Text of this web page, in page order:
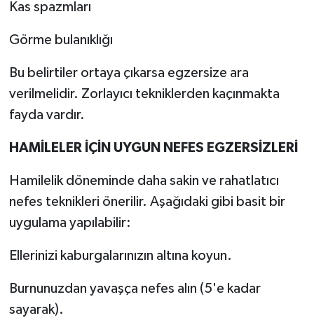
Kas spazmları
Görme bulanıklığı
Bu belirtiler ortaya çıkarsa egzersize ara
verilmelidir. Zorlayıcı tekniklerden kaçınmakta
fayda vardır.
HAMİLELER İÇİN UYGUN NEFES EGZERSİZLERİ
Hamilelik döneminde daha sakin ve rahatlatıcı
nefes teknikleri önerilir. Aşağıdaki gibi basit bir
uygulama yapılabilir:
Ellerinizi kaburgalarınızın altına koyun.
Burnunuzdan yavaşça nefes alın (5'e kadar
sayarak).